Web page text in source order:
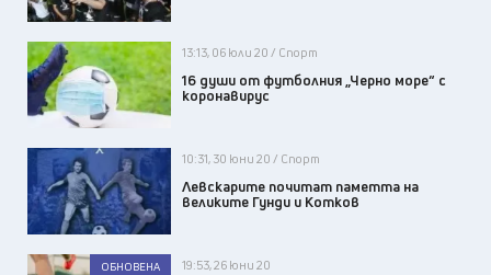
13:13, 06 юли 20 / Спорт
16 души от футболния „Черно море“ с
коронавирус
10:31, 30 юни 20 / Спорт
Левскарите почитат паметта на
великите Гунди и Котков
ОБНОВЕНА 19:53, 26 юни 20